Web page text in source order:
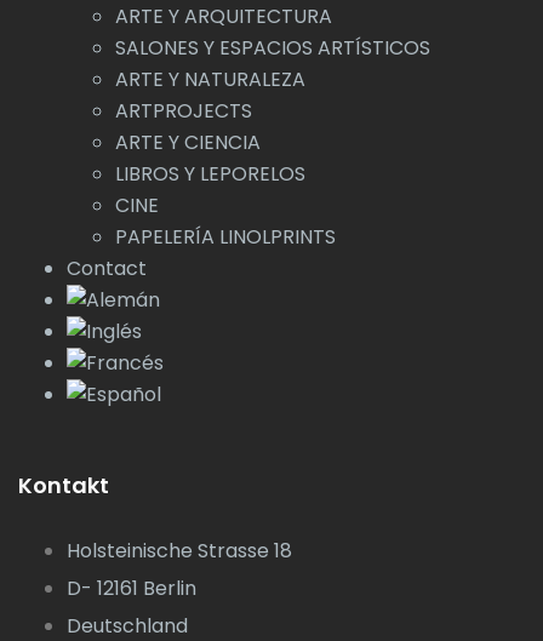
ARTE Y ARQUITECTURA
SALONES Y ESPACIOS ARTÍSTICOS
ARTE Y NATURALEZA
ARTPROJECTS
ARTE Y CIENCIA
LIBROS Y LEPORELOS
CINE
PAPELERÍA LINOLPRINTS
Contact
Kontakt
Holsteinische Strasse 18
D- 12161 Berlin
Deutschland